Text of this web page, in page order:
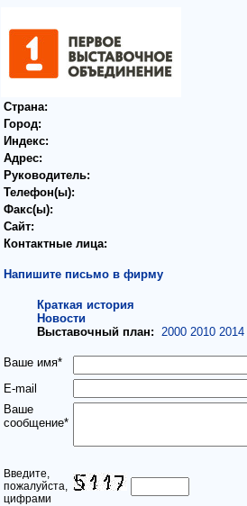
Страна:
Город:
Индекс:
Адрес:
Руководитель:
Телефон(ы):
Факс(ы):
Сайт:
Контактные лица:
Напишите письмо в фирму
Краткая история
Новости
Выставочный план: 2000 2010 2014
Ваше имя*
E-mail
Ваше
сообщение*
Введите,
пожалуйста,
цифрами